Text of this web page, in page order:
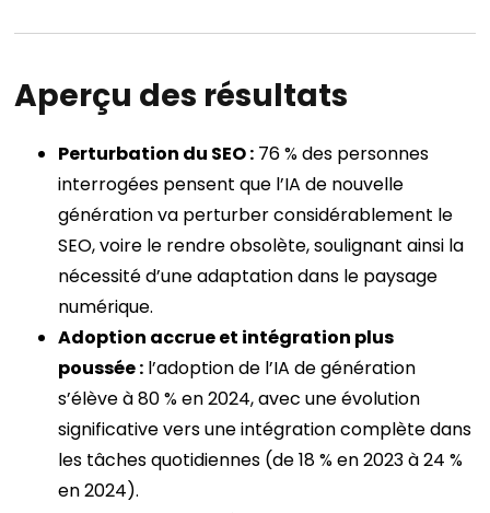
Aperçu des résultats
Perturbation du SEO : 76 % des personnes
interrogées pensent que l’IA de nouvelle
génération va perturber considérablement le
SEO, voire le rendre obsolète, soulignant ainsi la
nécessité d’une adaptation dans le paysage
numérique.
Adoption accrue et intégration plus
poussée : l’adoption de l’IA de génération
s’élève à 80 % en 2024, avec une évolution
significative vers une intégration complète dans
les tâches quotidiennes (de 18 % en 2023 à 24 %
en 2024).